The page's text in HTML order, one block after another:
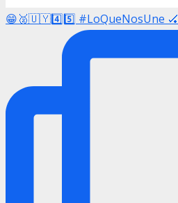
😁🥈🇺🇾4️⃣5️⃣ #LoQueNosUne 🏑